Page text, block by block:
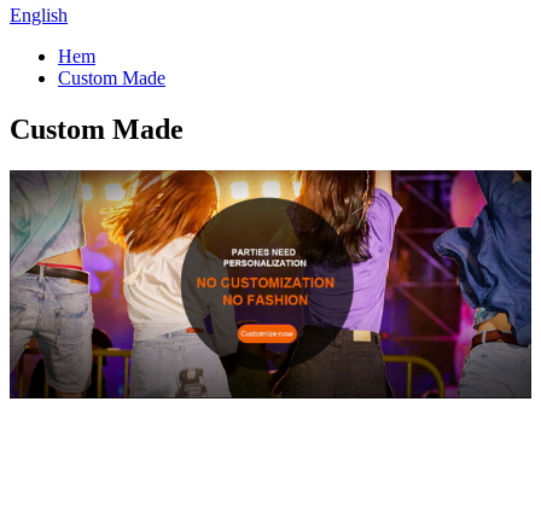
English
Hem
Custom Made
Custom Made